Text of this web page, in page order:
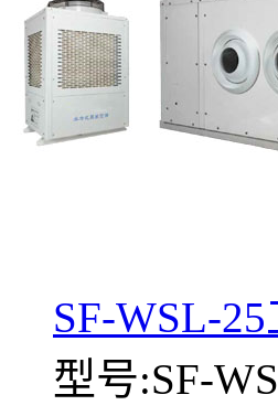
SF-WSL-
型号:SF-